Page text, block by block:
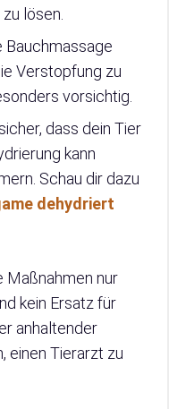
lösen.
Bauchmassage
Verstopfung zu
vorsichtig.
dass dein Tier
kann
Schau dir dazu
dehydriert
Maßnahmen nur
kein Ersatz für
anhaltender
einen Tierarzt zu